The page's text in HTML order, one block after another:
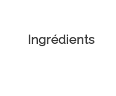
Ingrédients